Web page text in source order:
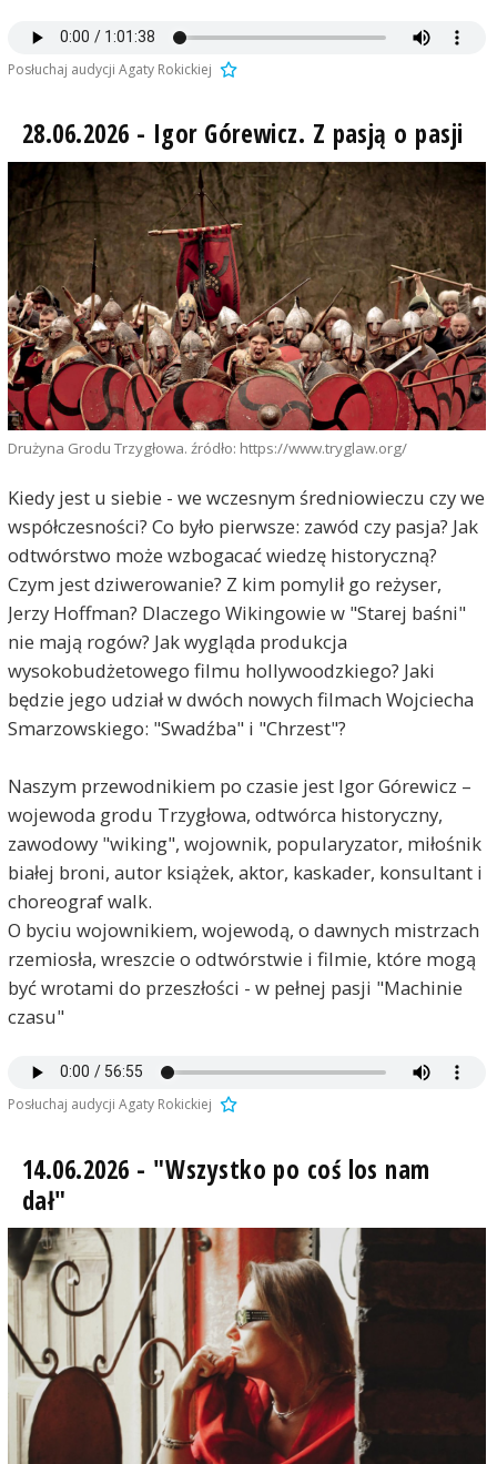
Posłuchaj audycji Agaty Rokickiej
28.06.2026 - Igor Górewicz. Z pasją o pasji
Drużyna Grodu Trzygłowa. źródło: https://www.tryglaw.org/
Kiedy jest u siebie - we wczesnym średniowieczu czy we
współczesności? Co było pierwsze: zawód czy pasja? Jak
odtwórstwo może wzbogacać wiedzę historyczną?
Czym jest dziwerowanie? Z kim pomylił go reżyser,
Jerzy Hoffman? Dlaczego Wikingowie w "Starej baśni"
nie mają rogów? Jak wygląda produkcja
wysokobudżetowego filmu hollywoodzkiego? Jaki
będzie jego udział w dwóch nowych filmach Wojciecha
Smarzowskiego: "Swadźba" i "Chrzest"?
Naszym przewodnikiem po czasie jest Igor Górewicz –
wojewoda grodu Trzygłowa, odtwórca historyczny,
zawodowy "wiking", wojownik, popularyzator, miłośnik
białej broni, autor książek, aktor, kaskader, konsultant i
choreograf walk.
O byciu wojownikiem, wojewodą, o dawnych mistrzach
rzemiosła, wreszcie o odtwórstwie i filmie, które mogą
być wrotami do przeszłości - w pełnej pasji "Machinie
czasu"
Posłuchaj audycji Agaty Rokickiej
14.06.2026 - "Wszystko po coś los nam
dał"